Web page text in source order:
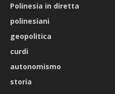
Polinesia in diretta
polinesiani
geopolitica
curdi
autonomismo
storia